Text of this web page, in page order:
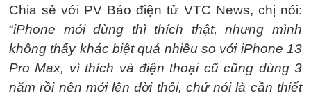
Chia sẻ với PV Báo điện tử VTC News, chị nói:
“iPhone mới dùng thì thích thật, nhưng mình
không thấy khác biệt quá nhiều so với iPhone 13
Pro Max, vì thích và điện thoại cũ cũng dùng 3
năm rồi nên mới lên đời thôi, chứ nói là cần thiết